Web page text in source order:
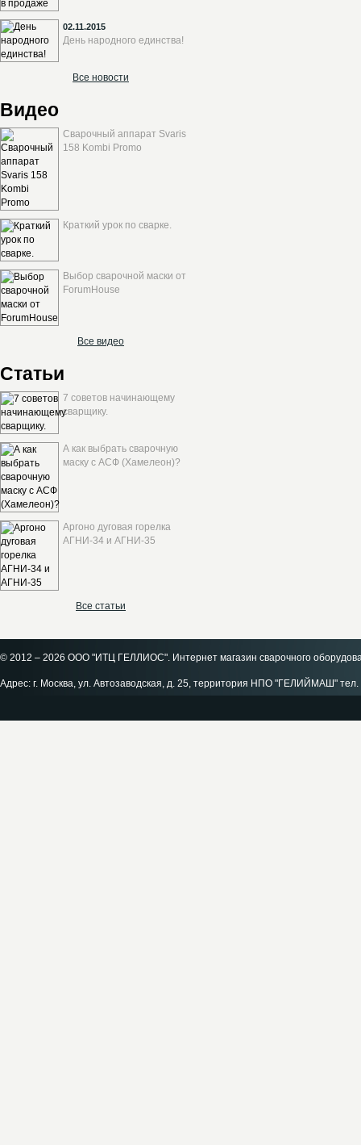
02.11.2015
День народного единства!
Все новости
Видео
Сварочный аппарат Svaris
158 Kombi Promo
Краткий урок по сварке.
Выбор сварочной маски от
ForumHouse
Все видео
Статьи
7 советов начинающему
сварщику.
А как выбрать сварочную
маску с АСФ (Хамелеон)?
Аргоно дуговая горелка
АГНИ-34 и АГНИ-35
Все статьи
© 2012 – 2026 ООО "ИТЦ ГЕЛЛИОС". Интернет магазин сварочного
Адрес: г. Москва, ул. Автозаводская, д. 25, территория НПО "ГЕЛИЙМАШ"